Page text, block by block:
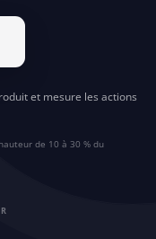
et mesure les actions
de 10 à 30 % du